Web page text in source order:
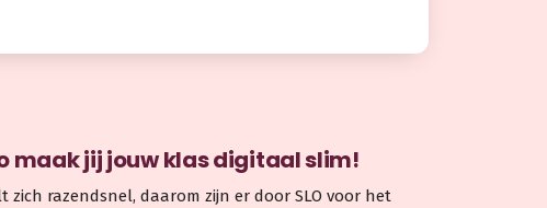
maak jij jouw klas digitaal slim!
zich razendsnel, daarom zijn er door SLO voor het